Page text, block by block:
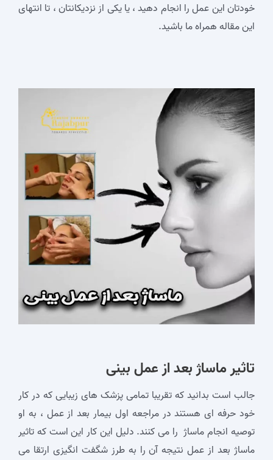
خودتان این عمل را انجام دهید ، یا یکی از نزدیکانتان ، تا انتهای
این مقاله همراه ما باشید.
تاثیر ماساژ بعد از عمل بینی
جالب است بدانید که تقریبا تمامی پزشک های زیبایی که در کار
خود حرفه ای هستند در مراجعه اول بیمار بعد از عمل ، به او
توصیه انجام ماساژ را می کنند. دلیل این کار این است که تاثیر
ماساژ بعد از عمل نتیجه آن را به طرز شگفت انگیزی ارتقا می